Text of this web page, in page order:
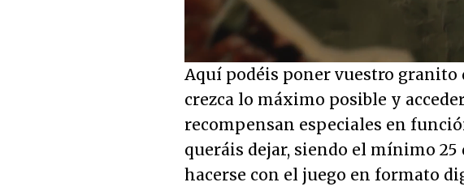
Unmute
Loaded
32.55%
Aquí podéis poner vuestro granito
crezca lo máximo posible y
recompensan especiales en
queráis dejar, siendo el mínimo
hacerse con el juego en formato